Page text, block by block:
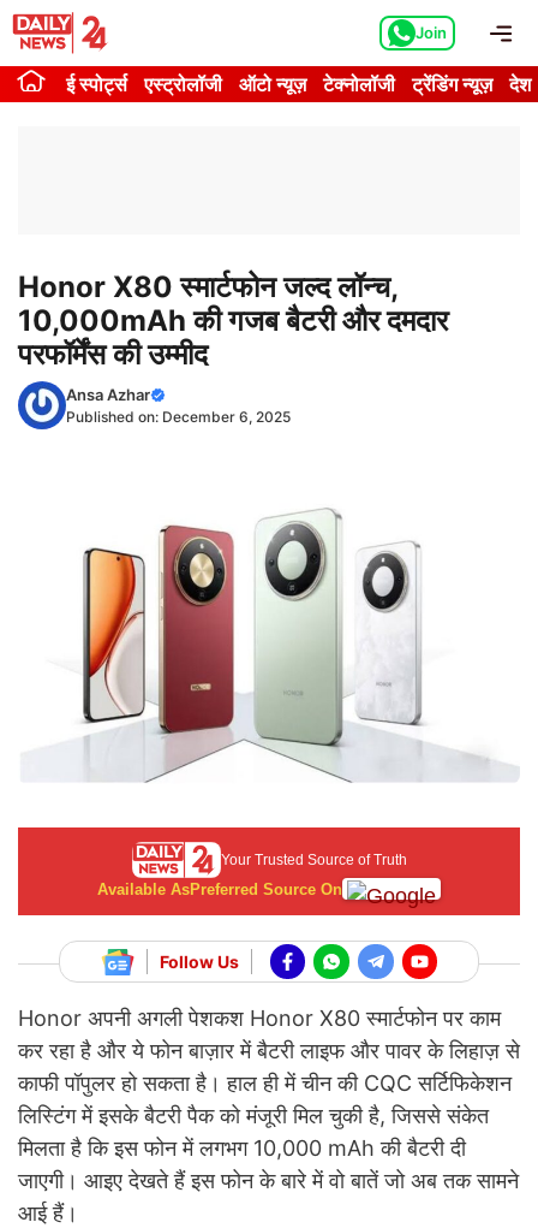
Skip
content
Join
ई स्पोर्ट्स एस्ट्रोलॉजी ऑटो न्यूज़ टेक्नोलॉजी ट्रेंडिंग न्यूज़ देश
Honor X80 स्मार्टफोन जल्द लॉन्च,
10,000mAh की गजब बैटरी और दमदार
परफॉर्मेंस की उम्मीद
Ansa Azhar
Published on: December 6, 2025
Your Trusted Source of Truth
Available AsPreferred Source On
Follow Us
Honor अपनी अगली पेशकश Honor X80 स्मार्टफोन पर काम
कर रहा है और ये फोन बाज़ार में बैटरी लाइफ और पावर के लिहाज़ से
काफी पॉपुलर हो सकता है। हाल ही में चीन की CQC सर्टिफिकेशन
लिस्टिंग में इसके बैटरी पैक को मंजूरी मिल चुकी है, जिससे संकेत
मिलता है कि इस फोन में लगभग 10,000 mAh की बैटरी दी
जाएगी। आइए देखते हैं इस फोन के बारे में वो बातें जो अब तक सामने
आई हैं।